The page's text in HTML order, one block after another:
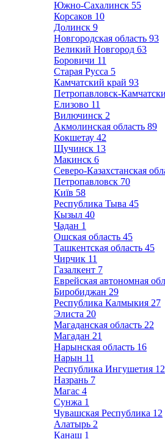
Южно-Сахалинск 55
Корсаков 10
Долинск 9
Новгородская область 93
Великий Новгород 63
Боровичи 11
Старая Русса 5
Камчатский край 93
Петропавловск-
Елизово 11
Вилючинск 2
Акмолинская область 89
Кокшетау 42
Щучинск 13
Макинск 6
Северо-Казахстанская
Петропавловск 70
Київ 58
Республика Тыва 45
Кызыл 40
Чадан 1
Ошская область 45
Ташкентская область 45
Чирчик 11
Газалкент 7
Еврейская автономная
Биробиджан 29
Республика Калмыкия 27
Элиста 20
Магаданская область 22
Магадан 21
Нарынская область 16
Нарын 11
Республика Ингушетия 12
Назрань 7
Магас 4
Сунжа 1
Чувашская Республика 12
Алатырь 2
Канаш 1